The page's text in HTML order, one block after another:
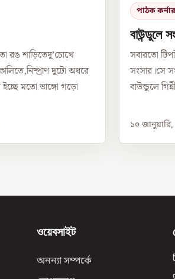
রঙ শাড়িতেদু’চোখে
দুটো অধরে
ইচ্ছে মতো ভাঙ্গো গড়ো
পাঠক
বাউন্ডুলে
সবারতো
সংসার।সে
বাউন্ডুলে
১০
ওয়েবসাইট
অনন্যা সম্পর্কে